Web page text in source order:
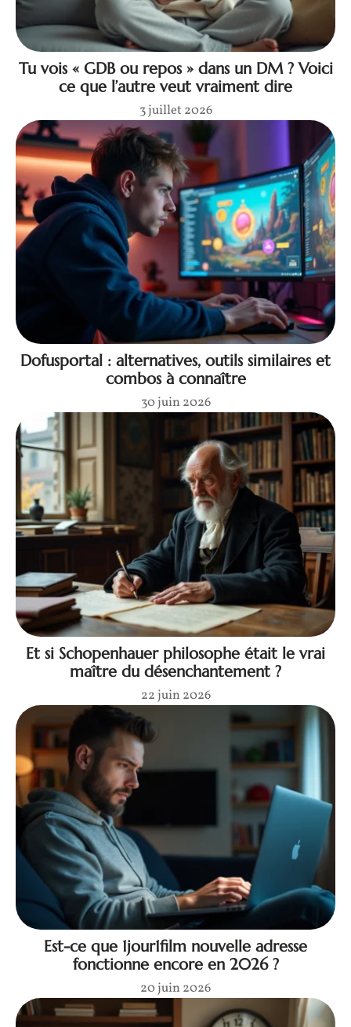
Tu vois « GDB ou repos » dans un DM ? Voici
ce que l’autre veut vraiment dire
3 juillet 2026
Dofusportal : alternatives, outils similaires et
combos à connaître
30 juin 2026
Et si Schopenhauer philosophe était le vrai
maître du désenchantement ?
22 juin 2026
Est-ce que 1jour1film nouvelle adresse
fonctionne encore en 2026 ?
20 juin 2026